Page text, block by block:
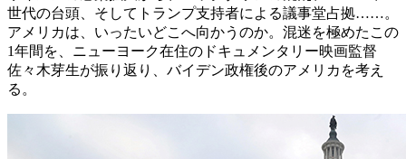
世代の台頭、そしてトランプ支持者による議事堂占拠……。
アメリカは、いったいどこへ向かうのか。混迷を極めたこの
1年間を、ニューヨーク在住のドキュメンタリー映画監督
佐々木芽生が振り返り、バイデン政権後のアメリカを考え
る。